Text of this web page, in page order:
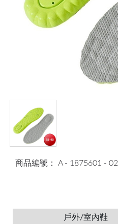
商品編號： A - 1875601 - 02
戶外/室內鞋